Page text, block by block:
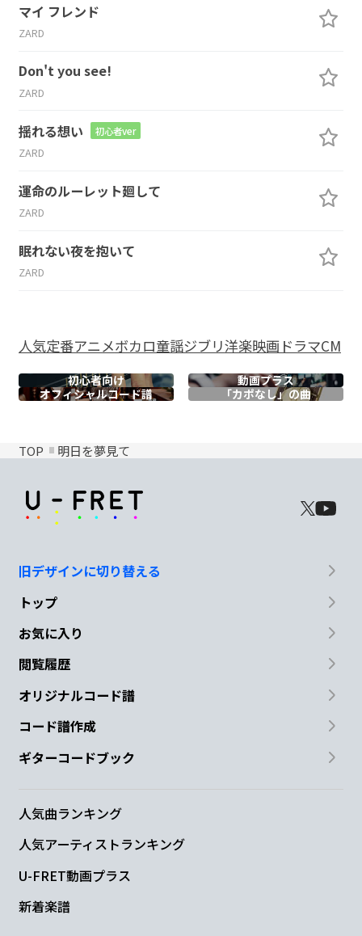
マイ フレンド
ZARD
Don't you see!
ZARD
揺れる想い 初心者ver
ZARD
運命のルーレット廻して
ZARD
眠れない夜を抱いて
ZARD
人気定番アニメボカロ童謡ジブリ洋楽映画ドラマCM
初心者向け
動画プラス
オフィシャルコード譜 「カポなし」の曲
TOP 明日を夢見て
旧デザインに切り替える
トップ
お気に入り
閲覧履歴
オリジナルコード譜
コード譜作成
ギターコードブック
人気曲ランキング
人気アーティストランキング
U-FRET動画プラス
新着楽譜